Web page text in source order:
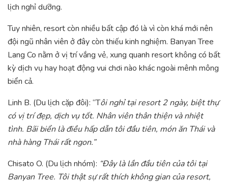
lịch nghỉ dưỡng.
Tuy nhiên, resort còn nhiều bất cập đó là vì còn khá mới nên
đội ngũ nhân viên ở đây còn thiếu kinh nghiệm. Banyan Tree
Lang Co nằm ở vị trí vắng vẻ, xung quanh resort không có bất
kỳ dịch vụ hay hoạt động vui chơi nào khác ngoài mênh mông
biển cả.
Linh B. (Du lịch cặp đôi): “Tôi nghỉ tại resort 2 ngày, biệt thự
có vị trí đẹp, dịch vụ tốt. Nhân viên thân thiện và nhiệt
tình. Bãi biển là điều hấp dẫn tôi đầu tiên, món ăn Thái và
nhà hàng Thái rất ngon.”
Chisato O. (Du lịch nhóm): “Đây là lần đầu tiên của tôi tại
Banyan Tree. Tôi thật sự rất thích không gian của resort,